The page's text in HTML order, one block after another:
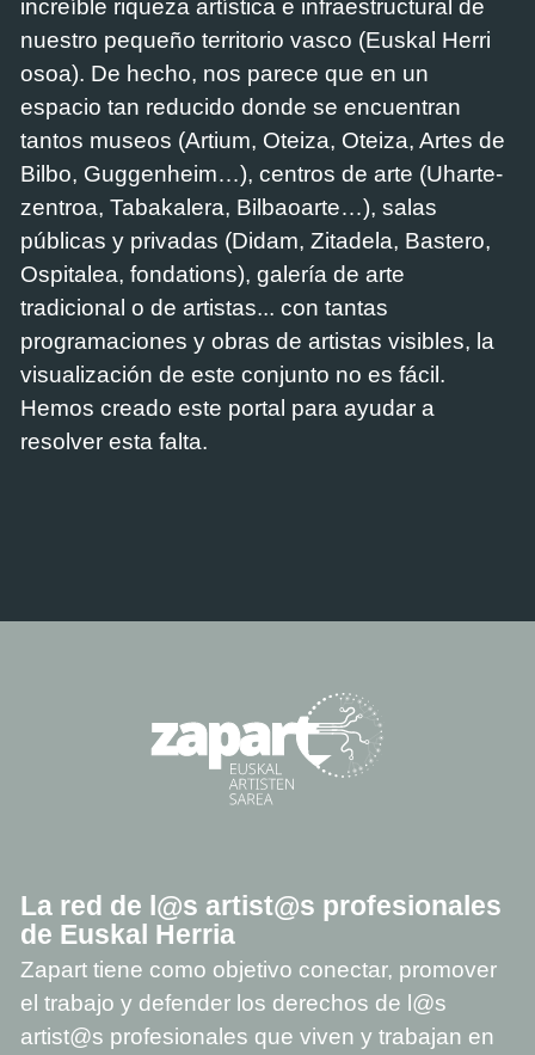
increíble riqueza artística e infraestructural de
nuestro pequeño territorio vasco (Euskal Herri
osoa). De hecho, nos parece que en un
espacio tan reducido donde se encuentran
tantos museos (Artium, Oteiza, Oteiza, Artes de
Bilbo, Guggenheim…), centros de arte (Uharte-
zentroa, Tabakalera, Bilbaoarte…), salas
públicas y privadas (Didam, Zitadela, Bastero,
Ospitalea, fondations), galería de arte
tradicional o de artistas... con tantas
programaciones y obras de artistas visibles, la
visualización de este conjunto no es fácil.
Hemos creado este portal para ayudar a
resolver esta falta.
La red de l@s artist@s profesionales
de Euskal Herria
Zapart tiene como objetivo conectar, promover
el trabajo y defender los derechos de l@s
artist@s profesionales que viven y trabajan en